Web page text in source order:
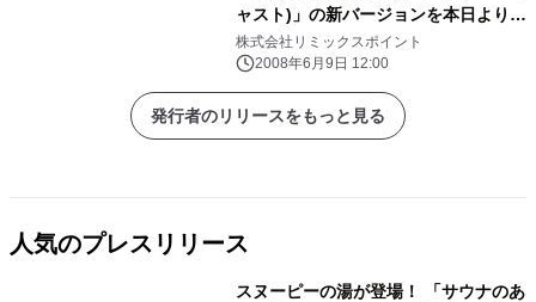
ャスト)」の新バージョンを本日より発
売開始。
株式会社リミックスポイント
2008年6月9日 12:00
発行者のリリースをもっと見る
人気のプレスリリース
スヌーピーの湯が登場！ 「サウナのあ